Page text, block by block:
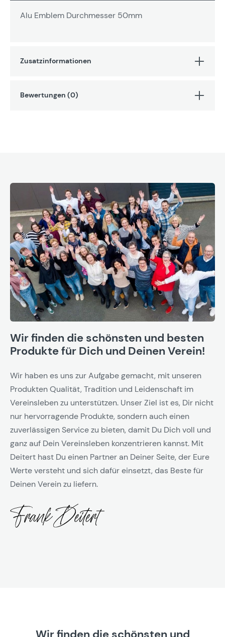
Alu Emblem Durchmesser 50mm
Zusatzinformationen
Bewertungen (0)
Wir finden die schönsten und besten
Produkte für Dich und Deinen Verein!
Wir haben es uns zur Aufgabe gemacht, mit unseren
Produkten Qualität, Tradition und Leidenschaft im
Vereinsleben zu unterstützen. Unser Ziel ist es, Dir nicht
nur hervorragende Produkte, sondern auch einen
zuverlässigen Service zu bieten, damit Du Dich voll und
ganz auf Dein Vereinsleben konzentrieren kannst. Mit
Deitert hast Du einen Partner an Deiner Seite, der Eure
Werte versteht und sich dafür einsetzt, das Beste für
Deinen Verein zu liefern.